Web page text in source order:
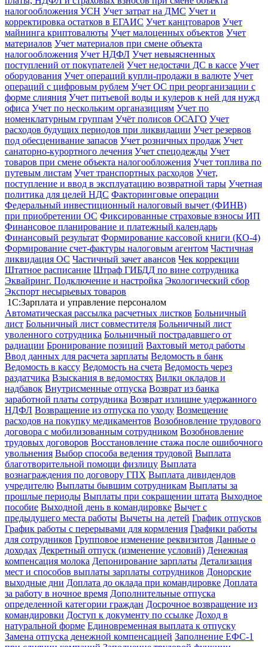
налогообложения УСН Учет затрат на ДМС Учет и
корректировка остатков в ЕГАИС Учет канцтоваров Учет
майнинга криптовалюты Учет малоценных объектов Учет
материалов Учет материалов при смене объекта
налогообложения Учет НДФЛ Учет невыясненных
поступлений от покупателей Учет недостачи ДС в кассе Учет
оборудования Учет операций купли-продажи в валюте Учет
операций с цифровым рублем Учет ОС при реорганизации с
форме слияния Учет питьевой воды и кулеров к ней для нужд
офиса Учет по нескольким органазициям Учет по
номенклатурным группам Учёт полисов ОСАГО Учет
расходов будущих периодов при ликвидации Учет резервов
под обесценивание запасов Учет розничных продаж Учет
санаторно-курортного лечения Учет спецодежды Учет
товаров при смене объекта налогообложения Учет топлива по
путевым листам Учет транспортных расходов Учет,
поступление и ввод в эксплуатацию возвратной тары Учетная
политика для целей НДС Факторинговые операции
Федеральный инвестиционный налоговый вычет (ФИНВ)
при приобретении ОС Фиксированные страховые взносы ИП
Финансовое планирование и платежный календарь
Финансовый результат Формирование кассовой книги (КО-4)
Формирование счет-фактуры налоговым агентом Частичная
ликвидация ОС Частичный зачет авансов Чек коррекции
Штатное расписание Штраф ГИБДД по вине сотрудника
Эквайринг. Подключение и настройка Экологический сбор
Экспорт несырьевых товаров
1С:Зарплата и управление персоналом
Автоматическая рассылка расчетных листков Больничный
лист Больничный лист совместителя Больничный лист
уволенного сотрудника Больничный пострадавшего от
радиации Бронирование позиций Вахтовый метод работы
Ввод данных для расчета зарплаты Ведомость в банк
Ведомость в кассу Ведомость на счета Ведомость через
раздатчика Взыскания в ведомостях Вилки окладов и
надбавок Внутрисменные отпуска Возврат из банка
заработной платы сотрудника Возврат излишне удержанного
НДФЛ Возвращение из отпуска по уходу Возмещение
расходов на покупку медикаментов Возобновление трудового
договора с мобилизованным сотрудником Возобновление
трудовых договоров Восстановление стажа после ошибочного
увольнения Выбор способа ведения трудовой Выплата
благотворительной помощи физлицу Выплата
вознаграждения по договору ГПХ Выплата дивидендов
учредителю Выплаты бывшим сотрудникам Выплаты за
прошлые периоды Выплаты при сокращении штата Выходное
пособие Выходной день в командировке Вычет с
предыдущего места работы Вычеты на детей График отпусков
График работы с перерывами для кормления Графики работы
для сотрудников Групповое изменение реквизитов Данные о
доходах Декретный отпуск (изменение условий) Денежная
компенсация молока Депонирование зарплаты Детализация
мест и способов выплаты зарплаты сотрудников Донорские
выходные дни Доплата до оклада при командировке Доплата
за работу в ночное время Дополнительные отпуска
определенной категории граждан Досрочное возвращение из
командировки Доступ к документу по ссылке Доход в
натуральной форме Единовременная выплата к отпуску
Замена отпуска денежной компенсацией Заполнение ЕФС-1